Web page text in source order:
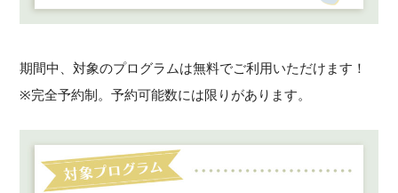
期間中、対象のプログラムは無料でご利用いただけます！
※完全予約制。予約可能数には限りがあります。